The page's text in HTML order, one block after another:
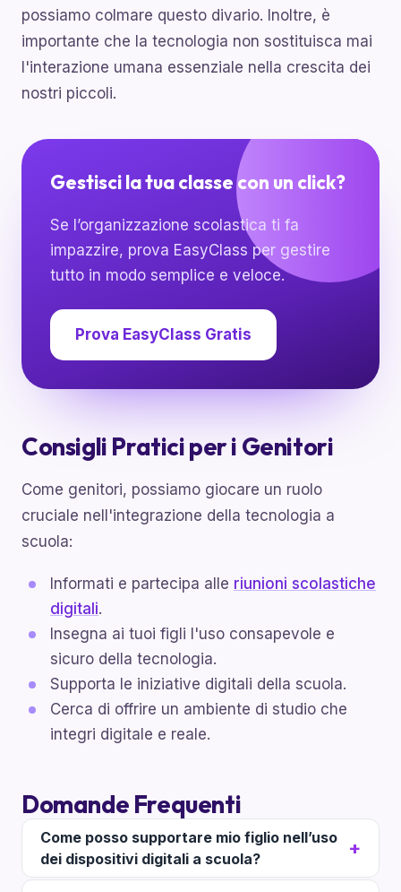
possiamo colmare questo divario. Inoltre, è
importante che la tecnologia non sostituisca mai
l'interazione umana essenziale nella crescita dei
nostri piccoli.
Gestisci la tua classe con un click?
Se l’organizzazione scolastica ti fa
impazzire, prova EasyClass per gestire
tutto in modo semplice e veloce.
Prova EasyClass Gratis
Consigli Pratici per i Genitori
Come genitori, possiamo giocare un ruolo
cruciale nell'integrazione della tecnologia a
scuola:
Informati e partecipa alle riunioni scolastiche
digitali.
Insegna ai tuoi figli l'uso consapevole e
sicuro della tecnologia.
Supporta le iniziative digitali della scuola.
Cerca di offrire un ambiente di studio che
integri digitale e reale.
Domande Frequenti
Come posso supportare mio figlio nell’uso
dei dispositivi digitali a scuola?